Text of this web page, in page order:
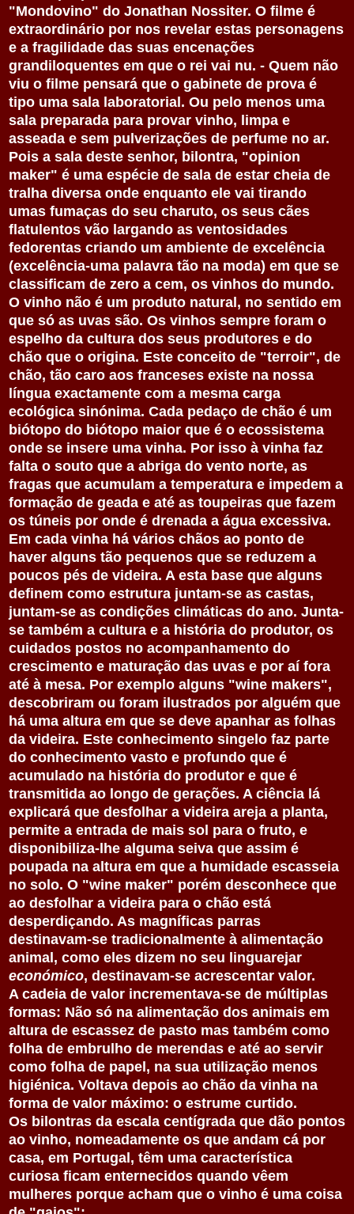
"Mondovino" do Jonathan Nossiter. O filme é
extraordinário por nos revelar estas personagens
e a fragilidade das suas encenações
grandiloquentes em que o rei vai nu. - Quem não
viu o filme pensará que o gabinete de prova é
tipo uma sala laboratorial. Ou pelo menos uma
sala preparada para provar vinho, limpa e
asseada e sem pulverizações de perfume no ar.
Pois a sala deste senhor, bilontra, "opinion
maker" é uma espécie de sala de estar cheia de
tralha diversa onde enquanto ele vai tirando
umas fumaças do seu charuto, os seus cães
flatulentos vão largando as ventosidades
fedorentas criando um ambiente de excelência
(excelência-uma palavra tão na moda) em que se
classificam de zero a cem, os vinhos do mundo.
O vinho não é um produto natural, no sentido em
que só as uvas são. Os vinhos sempre foram o
espelho da cultura dos seus produtores e do
chão que o origina. Este conceito de "terroir", de
chão, tão caro aos franceses existe na nossa
língua exactamente com a mesma carga
ecológica sinónima. Cada pedaço de chão é um
biótopo do biótopo maior que é o ecossistema
onde se insere uma vinha. Por isso à vinha faz
falta o souto que a abriga do vento norte, as
fragas que acumulam a temperatura e impedem a
formação de geada e até as toupeiras que fazem
os túneis por onde é drenada a água excessiva.
Em cada vinha há vários chãos ao ponto de
haver alguns tão pequenos que se reduzem a
poucos pés de videira. A esta base que alguns
definem como estrutura juntam-se as castas,
juntam-se as condições climáticas do ano. Junta-
se também a cultura e a história do produtor, os
cuidados postos no acompanhamento do
crescimento e maturação das uvas e por aí fora
até à mesa. Por exemplo alguns "wine makers",
descobriram ou foram ilustrados por alguém que
há uma altura em que se deve apanhar as folhas
da videira. Este conhecimento singelo faz parte
do conhecimento vasto e profundo que é
acumulado na história do produtor e que é
transmitida ao longo de gerações. A ciência lá
explicará que desfolhar a videira areja a planta,
permite a entrada de mais sol para o fruto, e
disponibiliza-lhe alguma seiva que assim é
poupada na altura em que a humidade escasseia
no solo. O "wine maker" porém desconhece que
ao desfolhar a videira para o chão está
desperdiçando. As magníficas parras
destinavam-se tradicionalmente à alimentação
animal, como eles dizem no seu linguarejar
económico, destinavam-se acrescentar valor.
A cadeia de valor incrementava-se de múltiplas
formas: Não só na alimentação dos animais em
altura de escassez de pasto mas também como
folha de embrulho de merendas e até ao servir
como folha de papel, na sua utilização menos
higiénica. Voltava depois ao chão da vinha na
forma de valor máximo: o estrume curtido.
Os bilontras da escala centígrada que dão pontos
ao vinho, nomeadamente os que andam cá por
casa, em Portugal, têm uma característica
curiosa ficam enternecidos quando vêem
mulheres porque acham que o vinho é uma coisa